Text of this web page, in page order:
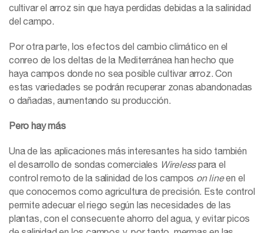
cultivar el arroz sin que haya perdidas debidas a la salinidad
del campo.
Por otra parte, los efectos del cambio climático en el
conreo de los deltas de la Mediterránea han hecho que
haya campos donde no sea posible cultivar arroz. Con
estas variedades se podrán recuperar zonas abandonadas
o dañadas, aumentando su producción.
Pero hay más
Una de las aplicaciones más interesantes ha sido también
el desarrollo de sondas comerciales Wirelesspara el
control remoto de la salinidad de los campos on lineen el
que conocemos como agricultura de precisión. Este control
permite adecuar el riego según las necesidades de las
plantas, con el consecuente ahorro del agua, y evitar picos